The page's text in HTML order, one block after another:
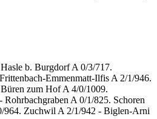
b. Burgdorf A 0/3/717.
Emmenmatt-Ilfis A 2/1/946.
zum Hof A 4/0/1009.
Rohrbachgraben A 0/1/825. Schoren
964. Zuchwil A 2/1/942 - Biglen-Arni